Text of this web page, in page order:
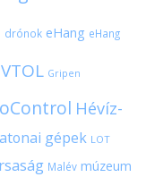
drónok eHang eHang
Gripen
Hévíz-
gépek LOT
Malév múzeum